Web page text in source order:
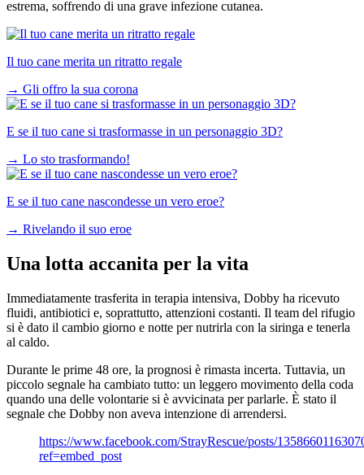
estrema, soffrendo di una grave infezione cutanea.
Il tuo cane merita un ritratto regale
→ Gli offro la sua corona
E se il tuo cane si trasformasse in un personaggio 3D?
→ Lo sto trasformando!
E se il tuo cane nascondesse un vero eroe?
→ Rivelando il suo eroe
Una lotta accanita per la vita
Immediatamente trasferita in terapia intensiva, Dobby ha ricevuto
fluidi, antibiotici e, soprattutto, attenzioni costanti. Il team del rifugio
si è dato il cambio giorno e notte per nutrirla con la siringa e tenerla
al caldo.
Durante le prime 48 ore, la prognosi è rimasta incerta. Tuttavia, un
piccolo segnale ha cambiato tutto: un leggero movimento della coda
quando una delle volontarie si è avvicinata per parlarle. È stato il
segnale che Dobby non aveva intenzione di arrendersi.
https://www.facebook.com/StrayRescue/posts/
ref=embed_post